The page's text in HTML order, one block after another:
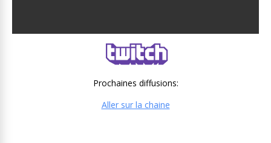
Prochaines diffusions:
Aller sur la chaine